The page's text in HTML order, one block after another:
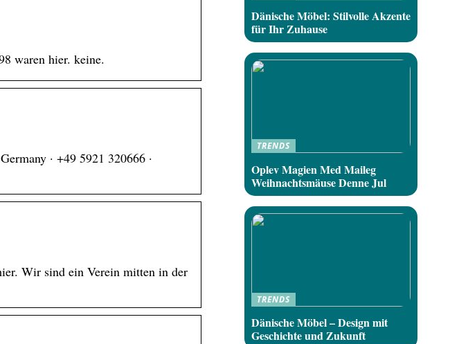
waren hier. keine.
· +49 5921 320666 ·
Wir sind ein Verein mitten in der
Dänische Möbel: Stilvolle Akzente
für Ihr Zuhause
TRENDS
Oplev Magien Med Maileg
Weihnachtsmäuse Denne Jul
TRENDS
Dänische Möbel – Design mit
Geschichte und Zukunft